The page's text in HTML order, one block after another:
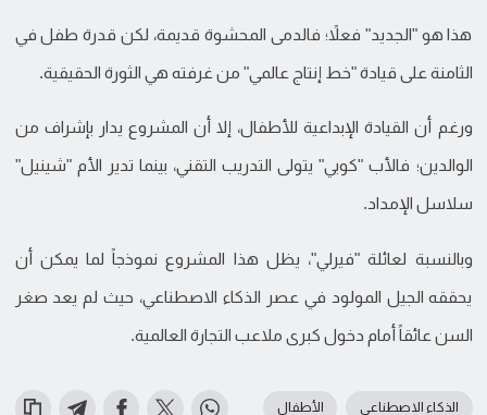
هذا هو "الجديد" فعلاً؛ فالدمى المحشوة قديمة، لكن قدرة طفل في
الثامنة على قيادة "خط إنتاج عالمي" من غرفته هي الثورة الحقيقية.
ورغم أن القيادة الإبداعية للأطفال، إلا أن المشروع يدار بإشراف من
الوالدين؛ فالأب "كوبي" يتولى التدريب التقني، بينما تدير الأم "شينيل"
سلاسل الإمداد.
وبالنسبة لعائلة "فيرلي"، يظل هذا المشروع نموذجاً لما يمكن أن
يحققه الجيل المولود في عصر الذكاء الاصطناعي، حيث لم يعد صغر
السن عائقاً أمام دخول كبرى ملاعب التجارة العالمية.
الذكاء الاصطناعي الأطفال